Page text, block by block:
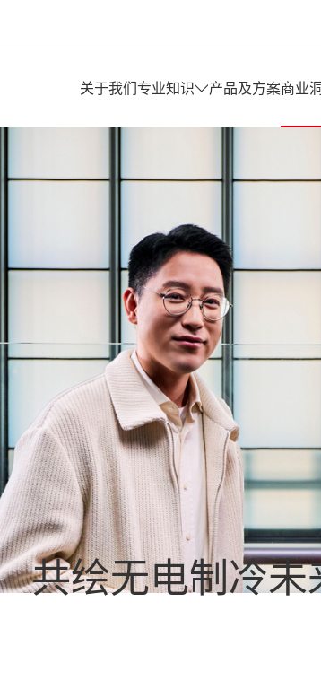
关于我们专业知识 产品及方案商业
绘无电制冷未